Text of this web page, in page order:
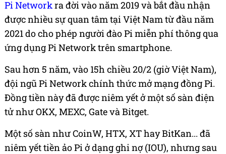
Pi Networkra đời vào năm 2019 và bắt đầu nhận
được nhiều sự quan tâm tại Việt Nam từ đầu năm
2021 do cho phép người đào Pi miễn phí thông qua
ứng dụng Pi Network trên smartphone.
Sau hơn 5 năm, vào 15h chiều 20/2 (giờ Việt Nam),
đội ngũ Pi Network chính thức mở mạng đồng Pi.
Đồng tiền này đã được niêm yết ở một số sàn điện
tử như OKX, MEXC, Gate và Bitget.
Một số sàn như CoinW, HTX, XT hay BitKan... đã
niêm yết tiền ảo Pi ở dạng ghi nợ (IOU), nhưng sau